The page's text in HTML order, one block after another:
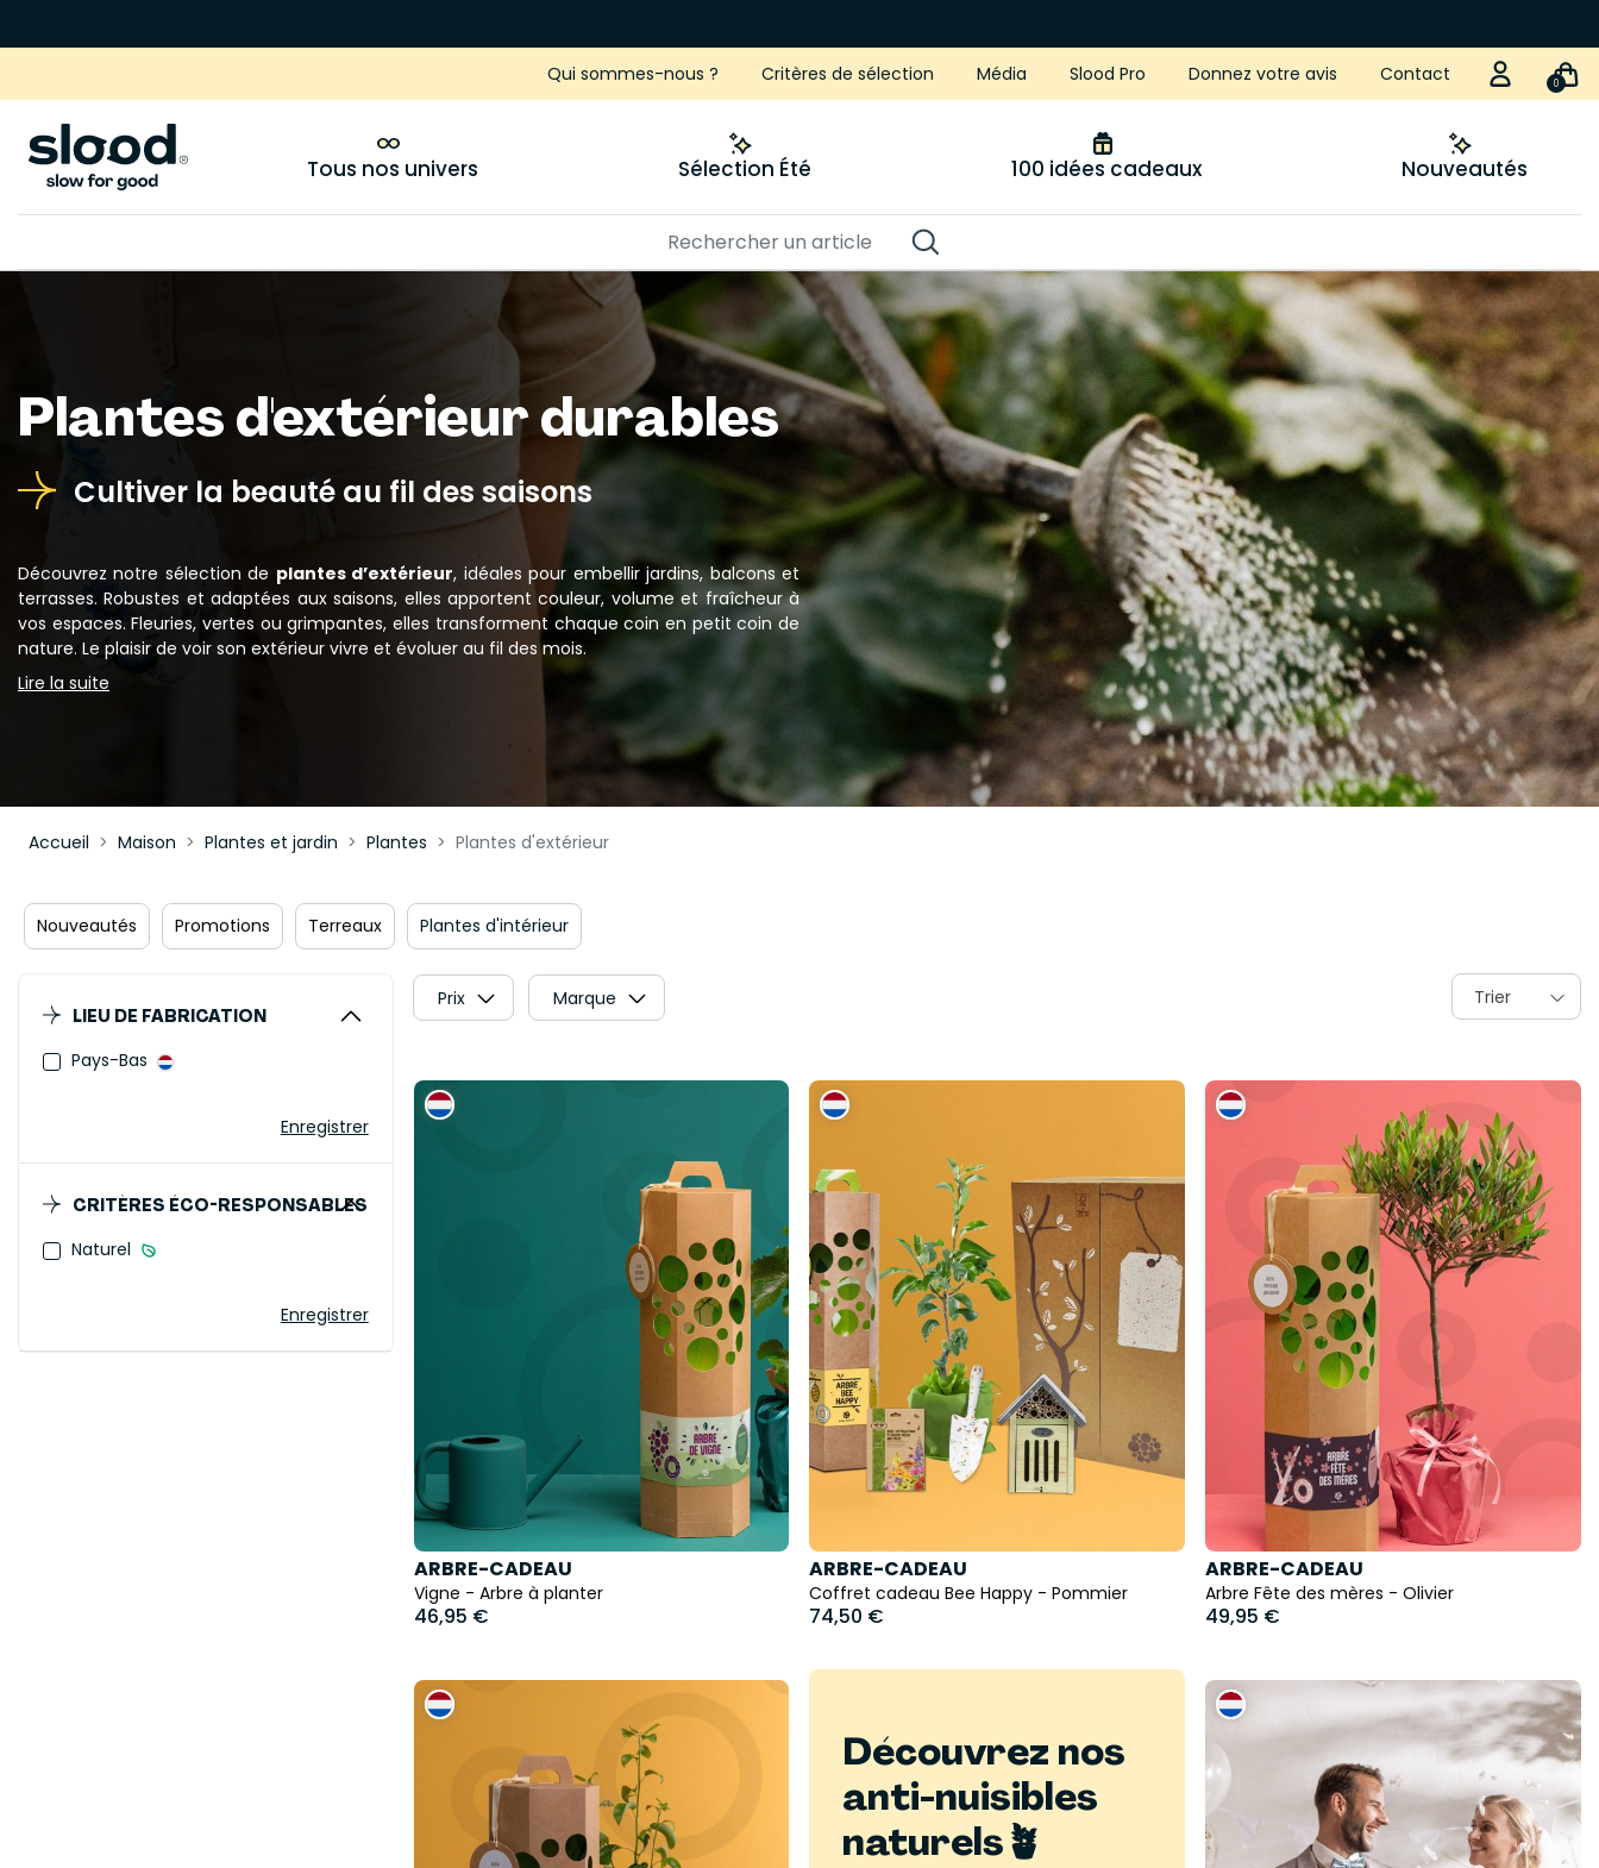
Qui sommes-nous ? Critères de sélection Média Slood Pro Donnez votre avis Contact 0
Tous nos univers Sélection Été 100 idées cadeaux Nouveautés
Plantes d'extérieur durables
Cultiver la beauté au fil des saisons
Découvrez notre sélection de plantes d’extérieur, idéales pour embellir jardins, balcons et
terrasses. Robustes et adaptées aux saisons, elles apportent couleur, volume et fraîcheur à
vos espaces. Fleuries, vertes ou grimpantes, elles transforment chaque coin en petit coin de
nature. Le plaisir de voir son extérieur vivre et évoluer au fil des mois.
Lire la suite
Accueil Maison Plantes et jardin Plantes Plantes d'extérieur
Nouveautés Promotions Terreaux Plantes d'intérieur
LIEU DE FABRICATION
Pays-Bas
Enregistrer
CRITÈRES ÉCO-RESPONSABLES
Naturel
Enregistrer
Prix Marque Trier
ARBRE-CADEAU
Vigne - Arbre à planter
46,95 €
ARBRE-CADEAU
Coffret cadeau Bee Happy - Pommier
74,50 €
ARBRE-CADEAU
Arbre Fête des mères - Olivier
49,95 €
Découvrez nos
anti-nuisibles
naturels🪴